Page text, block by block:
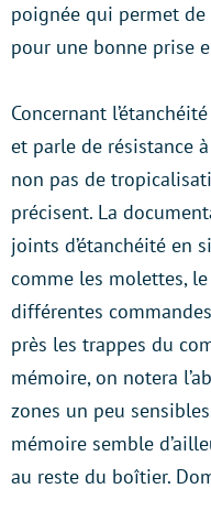
poignée qui permet
pour une bonne prise
Concernant
et parle de résistance
non pas de
précisent. La
joints d’étanchéité en
comme les molettes,
différentes
près les trappes du
mémoire, on notera
zones un peu
mémoire semble
au reste du boîtier.